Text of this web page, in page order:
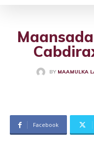
BY MAAMULKA
Facebook